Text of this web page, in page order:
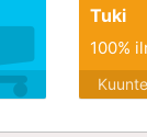
Tuki
100%